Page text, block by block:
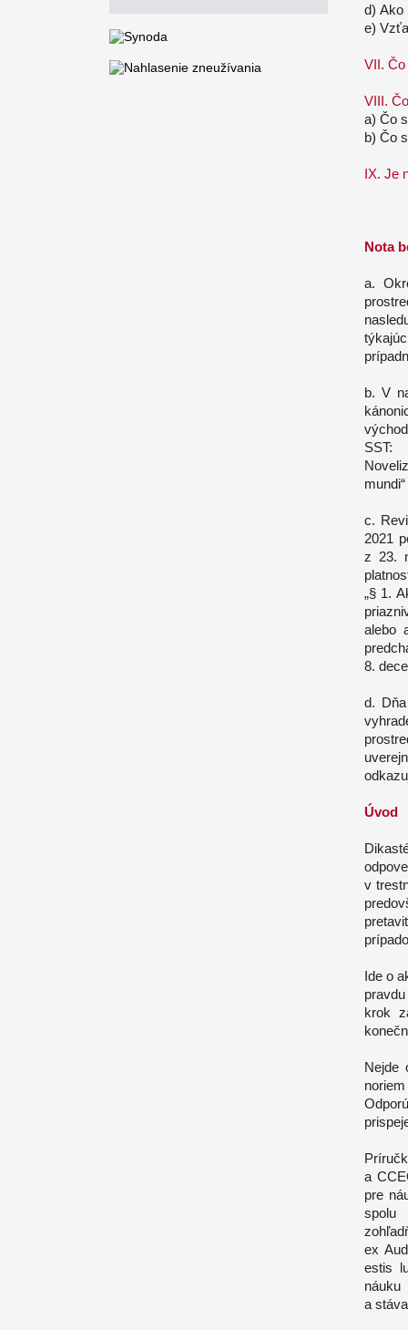
d) Ako
e)
VII.
VIII.
a) Čo
b) Čo
IX. Je
Nota
a.
b. V
SST:
c.
2021
z 23.
„§ 1.
alebo
8.
d.
Úvod
v
Ide o
krok
Nejde
a
pre
spolu
ex
estis
a